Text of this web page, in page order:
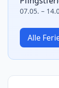
07.05. –
Alle